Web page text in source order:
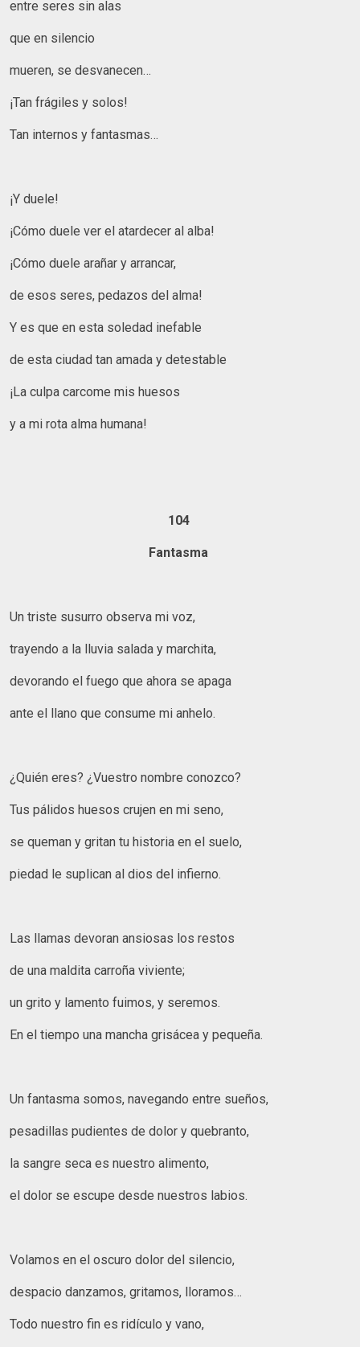
entre seres sin alas
que en silencio
mueren, se desvanecen…
¡Tan frágiles y solos!
Tan internos y fantasmas…
¡Y duele!
¡Cómo duele ver el atardecer al alba!
¡Cómo duele arañar y arrancar,
de esos seres, pedazos del alma!
Y es que en esta soledad inefable
de esta ciudad tan amada y detestable
¡La culpa carcome mis huesos
y a mi rota alma humana!
104
Fantasma
Un triste susurro observa mi voz,
trayendo a la lluvia salada y marchita,
devorando el fuego que ahora se apaga
ante el llano que consume mi anhelo.
¿Quién eres? ¿Vuestro nombre conozco?
Tus pálidos huesos crujen en mi seno,
se queman y gritan tu historia en el suelo,
piedad le suplican al dios del infierno.
Las llamas devoran ansiosas los restos
de una maldita carroña viviente;
un grito y lamento fuimos, y seremos.
En el tiempo una mancha grisácea y pequeña.
Un fantasma somos, navegando entre sueños,
pesadillas pudientes de dolor y quebranto,
la sangre seca es nuestro alimento,
el dolor se escupe desde nuestros labios.
Volamos en el oscuro dolor del silencio,
despacio danzamos, gritamos, lloramos…
Todo nuestro fin es ridículo y vano,